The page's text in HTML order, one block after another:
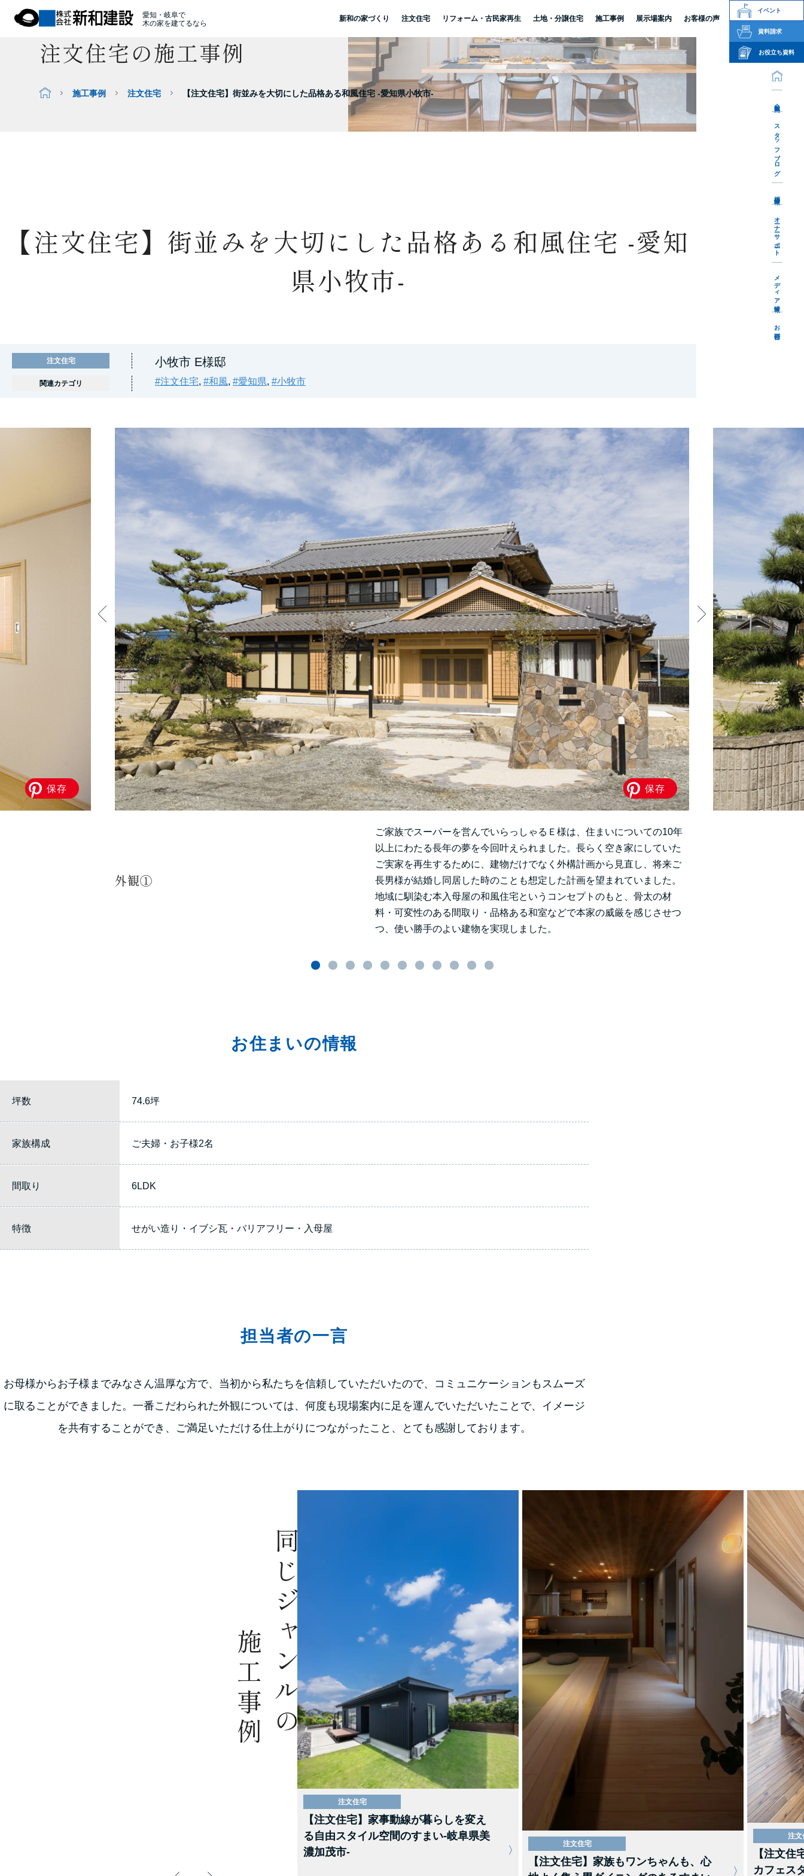
愛知・岐阜で
木の家を建てるなら
新和の家づくり 注文住宅 リフォーム・古民家再生 土地・分譲住宅 施工事例 展示場案内 お客様の声
イベント
資料請求
お役立ち資料
スタッフブログ
オーナーサポート
メディア情報
お問合せ
注文住宅の施工事例
施工事例 注文住宅 【注文住宅】街並みを大切にした品格ある和風住宅 -愛知県小牧市-
【注文住宅】街並みを大切にした品格ある和風住宅 -愛知
県小牧市-
注文住宅 小牧市 E様邸
関連カテゴリ #注文住宅, #和風, #愛知県, #小牧市
外観①
ご家族でスーパーを営んでいらっしゃるＥ様は、住まいについての10年
以上にわたる長年の夢を今回叶えられました。長らく空き家にしていた
ご実家を再生するために、建物だけでなく外構計画から見直し、将来ご
長男様が結婚し同居した時のことも想定した計画を望まれていました。
地域に馴染む本入母屋の和風住宅というコンセプトのもと、骨太の材
料・可変性のある間取り・品格ある和室などで本家の威厳を感じさせつ
つ、使い勝手のよい建物を実現しました。
お住まいの情報
坪数 74.6坪
家族構成 ご夫婦・お子様2名
間取り 6LDK
特徴 せがい造り・イブシ瓦・バリアフリー・入母屋
担当者の一言
お母様からお子様までみなさん温厚な方で、当初から私たちを信頼していただいたので、コミュニケーションもスムーズ
に取ることができました。一番こだわられた外観については、何度も現場案内に足を運んでいただいたことで、イメージ
を共有することができ、ご満足いただける仕上がりにつながったこと、とても感謝しております。
同じジャンルの
施工事例
注文住宅
【注文住宅】家事動線が暮らしを変え
る自由スタイル空間のすまい-岐阜県美
濃加茂市-
注文住宅
【注文住宅】家族もワンちゃんも、心
注文
【注文住
カフェス